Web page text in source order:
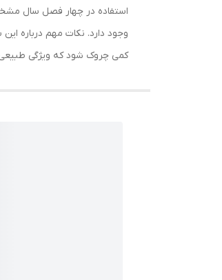
وجود دارد. نکات مهم درباره
کمی چروک شود که ویژگی طبیعی